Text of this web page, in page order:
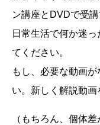
ン講座とDVDで受講
日常生活で何か迷
てください。
もし、必要な動画
い。新しく解説動画
（もちろん、個体